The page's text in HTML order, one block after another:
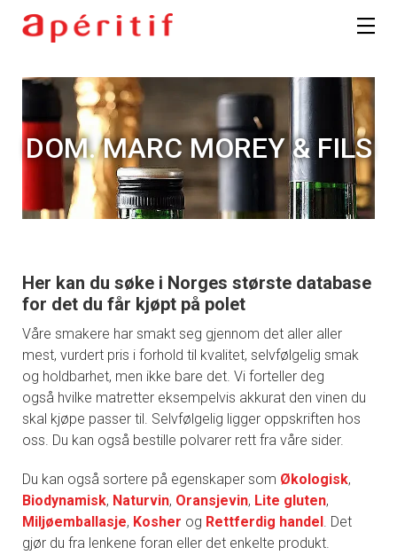
DOM. MARC MOREY & FILS
Her kan du søke i Norges største database
for det du får kjøpt på polet
Våre smakere har smakt seg gjennom det aller aller
mest, vurdert pris i forhold til kvalitet, selvfølgelig smak
og holdbarhet, men ikke bare det. Vi forteller deg
også hvilke matretter eksempelvis akkurat den vinen du
skal kjøpe passer til. Selvfølgelig ligger oppskriften hos
oss. Du kan også bestille polvarer rett fra våre sider.
Du kan også sortere på egenskaper som Økologisk,
Biodynamisk, Naturvin, Oransjevin, Lite gluten,
Miljøemballasje, Kosher og Rettferdig handel. Det
gjør du fra lenkene foran eller det enkelte produkt.